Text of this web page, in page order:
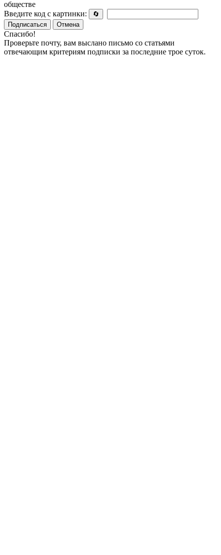
обществе
Введите код с картинки:
🔄
Подписаться
Отмена
Спасибо!
Проверьте почту, вам выслано письмо со статьями
отвечающим критериям подписки за последние трое суток.